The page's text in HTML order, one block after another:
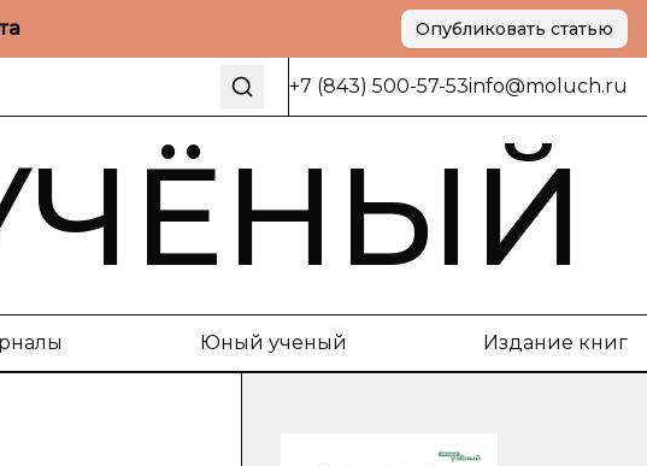
Опубликовать статью
+7 (843) 500-57-53info@moluch.ru
Юный ученый Издание книг